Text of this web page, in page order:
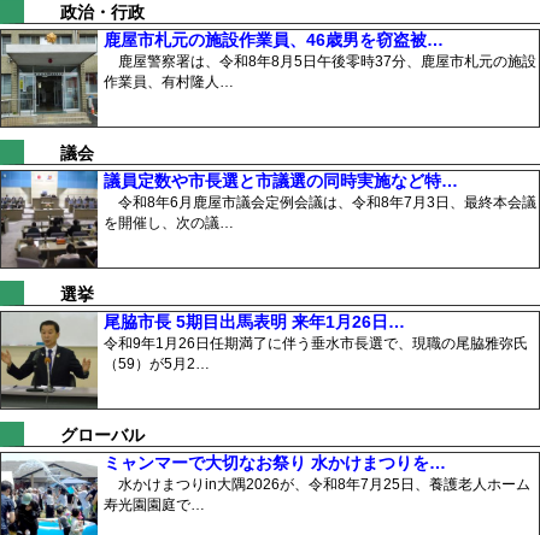
政治・行政
鹿屋市札元の施設作業員、46歳男を窃盗被…
鹿屋警察署は、令和8年8月5日午後零時37分、鹿屋市札元の施設
作業員、有村隆人…
議会
議員定数や市長選と市議選の同時実施など特…
令和8年6月鹿屋市議会定例会議は、令和8年7月3日、最終本会議
を開催し、次の議…
選挙
尾脇市長 5期目出馬表明 来年1月26日…
令和9年1月26日任期満了に伴う垂水市長選で、現職の尾脇雅弥氏
（59）が5月2…
グローバル
ミャンマーで大切なお祭り 水かけまつりを…
水かけまつりin大隅2026が、令和8年7月25日、養護老人ホーム
寿光園園庭で…